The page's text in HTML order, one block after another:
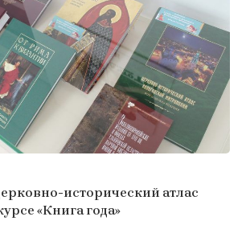
исторический атлас
«Книга года»